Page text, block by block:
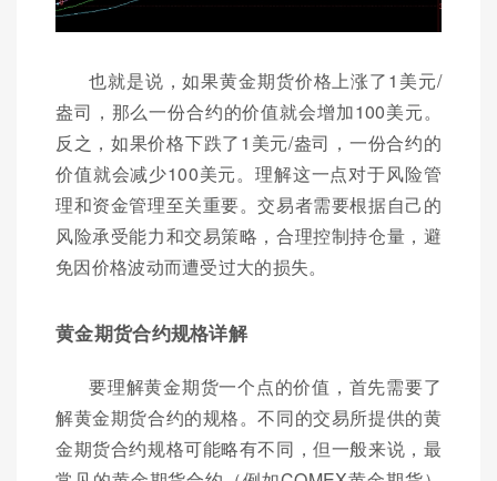
也就是说，如果黄金期货价格上涨了1美元/
盎司，那么一份合约的价值就会增加100美元。
反之，如果价格下跌了1美元/盎司，一份合约的
价值就会减少100美元。理解这一点对于风险管
理和资金管理至关重要。交易者需要根据自己的
风险承受能力和交易策略，合理控制持仓量，避
免因价格波动而遭受过大的损失。
黄金期货合约规格详解
要理解黄金期货一个点的价值，首先需要了
解黄金期货合约的规格。不同的交易所提供的黄
金期货合约规格可能略有不同，但一般来说，最